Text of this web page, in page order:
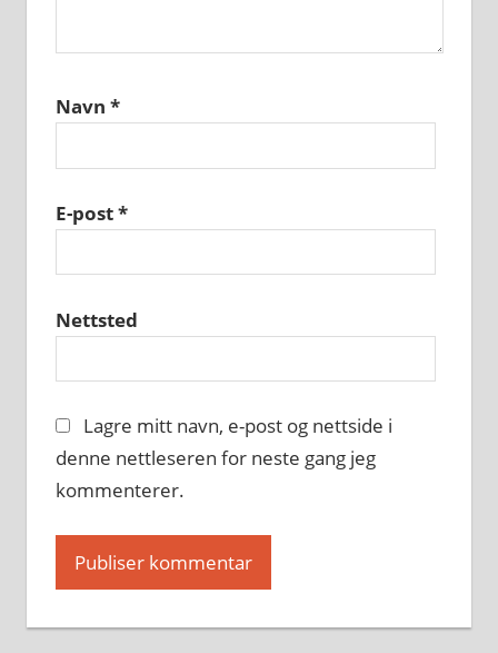
Navn *
E-post*
Nettsted
Lagre mitt navn, e-post og nettside i
denne nettleseren for neste gang jeg
kommenterer.